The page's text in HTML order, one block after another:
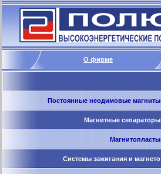
О фирме
Постоянные неодимовые магниты
Магнитные сепараторы
Магнитопласты
Системы зажигания и магнето